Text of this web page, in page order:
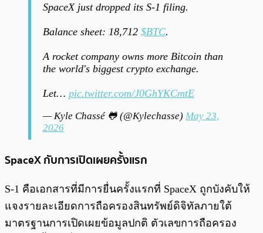
SpaceX just dropped its S-1 filing.
Balance sheet: 18,712 $BTC.
A rocket company owns more Bitcoin than
the world's biggest crypto exchange.
Let… pic.twitter.com/J0GhYKCmtE
— Kyle Chassé 🐸 (@Kylechasse) May 23,
2026
SpaceX กับการเปิดเผยครั้งแรก
S-1 คือเอกสารที่มีการยื่นครั้งแรกที่ SpaceX ถูกบังคับให้
แจงรายละเอียดการถือครองสินทรัพย์ดิจิทัลภายใต้
มาตรฐานการเปิดเผยข้อมูลปกติ ตัวเลขการถือครอง